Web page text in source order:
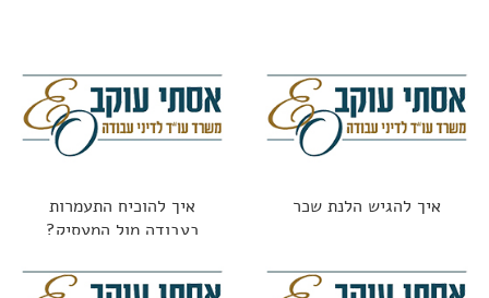
איך להגיש הלנת שכר
איך להוכיח התעמרות
בעבודה מול המעסיק?